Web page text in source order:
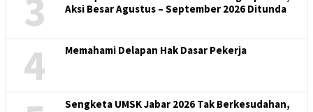
3
Aksi Besar Agustus – September 2026 Ditunda
4 Memahami Delapan Hak Dasar Pekerja
Sengketa UMSK Jabar 2026 Tak Berkesudahan,